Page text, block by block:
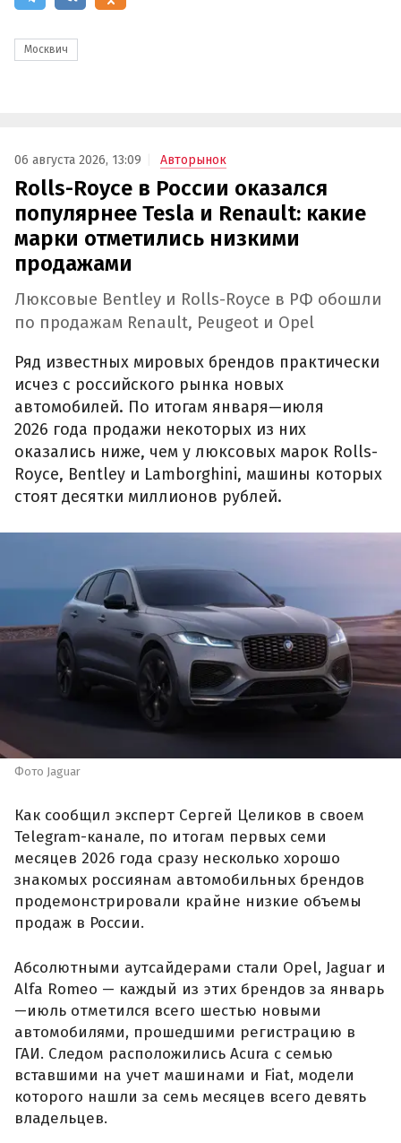
Москвич
06 августа 2026, 13:09 Авторынок
Rolls-Royce в России оказался
популярнее Tesla и Renault: какие
марки отметились низкими
продажами
Люксовые Bentley и Rolls-Royce в РФ обошли
по продажам Renault, Peugeot и Opel
Ряд известных мировых брендов практически
исчез с российского рынка новых
автомобилей. По итогам января—июля
2026 года продажи некоторых из них
оказались ниже, чем у люксовых марок Rolls-
Royce, Bentley и Lamborghini, машины которых
стоят десятки миллионов рублей.
Фото Jaguar
Как сообщил эксперт Сергей Целиков в своем
Telegram-канале, по итогам первых семи
месяцев 2026 года сразу несколько хорошо
знакомых россиянам автомобильных брендов
продемонстрировали крайне низкие объемы
продаж в России.
Абсолютными аутсайдерами стали Opel, Jaguar и
Alfa Romeo — каждый из этих брендов за январь
—июль отметился всего шестью новыми
автомобилями, прошедшими регистрацию в
ГАИ. Следом расположились Acura с семью
вставшими на учет машинами и Fiat, модели
которого нашли за семь месяцев всего девять
владельцев.